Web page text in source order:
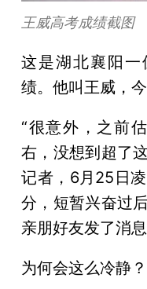
王威高考成绩截图
这是湖北襄阳
绩。他叫王威，今
“很意外，之前
右，没想到超了
记者，6月25日
分，短暂兴奋过
亲朋好友发了消
为何会这么冷静？